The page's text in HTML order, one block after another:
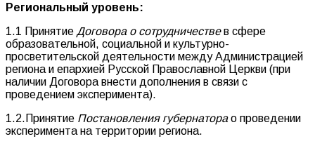
Региональный уровень:
1.1 Принятие Договора о сотрудничествев сфере
образовательной, социальной и культурно-
просветительской деятельности между Администрацией
региона и епархией Русской Православной Церкви (при
наличии Договора внести дополнения в связи с
проведением эксперимента).
1.2.Принятие Постановления губернаторао проведении
эксперимента на территории региона.